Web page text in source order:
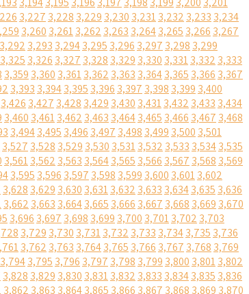
3,227 3,228 3,229 3,230 3,2313,232 3,233 3,234
3,260 3,2613,262 3,263 3,2643,265 3,266 3,267
3,292 3,293 3,2943,295 3,296 3,297 3,298 3,299
3,325 3,326 3,327 3,328 3,329 3,330 3,3313,332 3,333
3,359 3,360 3,3613,362 3,363 3,3643,365 3,366 3,367
3,393 3,3943,395 3,396 3,397 3,398 3,399 3,400
3,426 3,427 3,428 3,429 3,430 3,4313,432 3,433 3,434
3,460 3,4613,462 3,463 3,4643,465 3,466 3,467 3,468
3,4943,495 3,496 3,497 3,498 3,499 3,500 3,501
3,527 3,528 3,529 3,530 3,5313,532 3,533 3,5343,535
3,5613,562 3,563 3,5643,565 3,566 3,567 3,568 3,569
3,595 3,596 3,597 3,598 3,599 3,600 3,6013,602
3,628 3,629 3,630 3,6313,632 3,633 3,6343,635 3,636
3,662 3,663 3,6643,665 3,666 3,667 3,668 3,669 3,670
3,696 3,697 3,698 3,699 3,700 3,7013,702 3,703
3,729 3,730 3,7313,732 3,733 3,7343,735 3,736
3,762 3,763 3,7643,765 3,766 3,767 3,768 3,769
3,7943,795 3,796 3,797 3,798 3,799 3,800 3,8013,802
3,828 3,829 3,830 3,8313,832 3,833 3,8343,835 3,836
3,862 3,863 3,8643,865 3,866 3,867 3,868 3,869 3,870